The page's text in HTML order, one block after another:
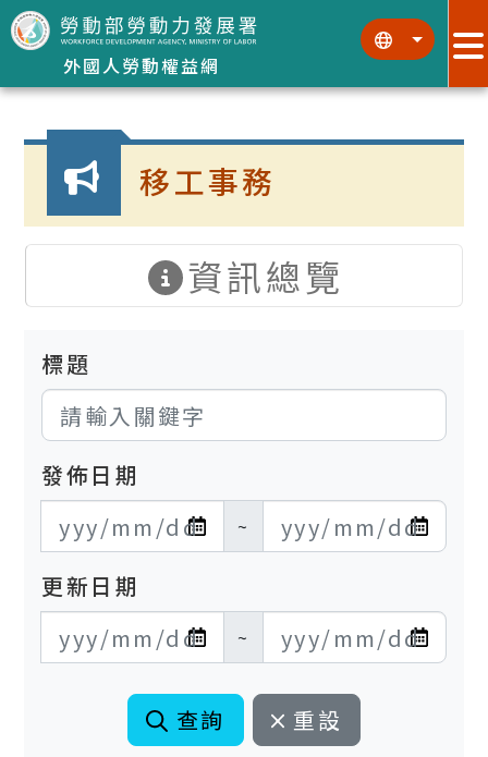
跳到主要內容區塊
外國人勞動權益網
::: :::
:::
移工事務
資訊總覽
標題
發佈日期
發布日期開始
~
發布日期結束
更新日期
更新日期開始
~
更新日期結束
查詢 重設